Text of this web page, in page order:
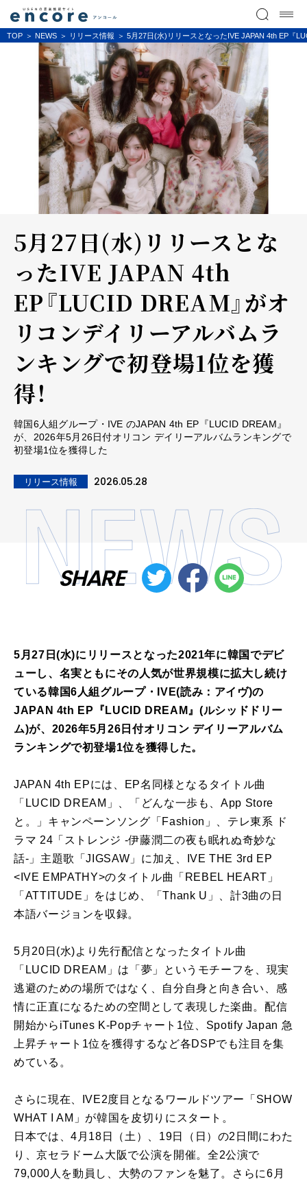
TOP NEWS リリース情報 5月27日(水)リリースとなったIVE JAPAN 4th EP『
5月27日(水)リリースとな
ったIVE JAPAN 4th
EP『LUCID DREAM』がオ
リコンデイリーアルバムラ
ンキングで初登場1位を獲
得！
韓国6人組グループ・IVE のJAPAN 4th EP『LUCID DREAM』
が、2026年5月26日付オリコン デイリーアルバムランキングで
初登場1位を獲得した
リリース情報 2026.05.28
SHARE
5月27日(水)にリリースとなった2021年に韓国でデビ
ューし、名実ともにその人気が世界規模に拡大し続け
ている韓国6人組グループ・IVE(読み：アイヴ)の
JAPAN 4th EP『LUCID DREAM』(ルシッドドリー
ム)が、2026年5月26日付オリコン デイリーアルバム
ランキングで初登場1位を獲得した。
JAPAN 4th EPには、EP名同様となるタイトル曲
「LUCID DREAM」、「どんな一歩も、App Store
と。」キャンペーンソング「Fashion」、テレ東系 ド
ラマ 24「ストレンジ -伊藤潤二の夜も眠れぬ奇妙な
話-」主題歌「JIGSAW」に加え、IVE THE 3rd EP
<IVE EMPATHY>のタイトル曲「REBEL HEART」
「ATTITUDE」をはじめ、「Thank U」、計3曲の日
本語バージョンを収録。
5月20日(水)より先行配信となったタイトル曲
「LUCID DREAM」は「夢」というモチーフを、現実
逃避のための場所ではなく、自分自身と向き合い、感
情に正直になるための空間として表現した楽曲。配信
開始からiTunes K-Popチャート1位、Spotify Japan 急
上昇チャート1位を獲得するなど各DSPでも注目を集
めている。
さらに現在、IVE2度目となるワールドツアー「SHOW
WHAT I AM」が韓国を皮切りにスタート。
日本では、4月18日（土）、19日（日）の2日間にわた
り、京セラドーム大阪で公演を開催。全2公演で
79,000人を動員し、大勢のファンを魅了。さらに6月